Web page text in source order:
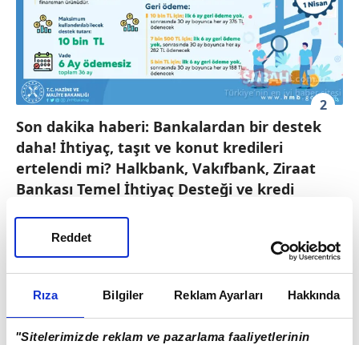
Rıza Bilgiler Reklam Ayarları Hakkında
"Sitelerimizde reklam ve pazarlama faaliyetlerinin
Reddet
2
Son dakika haberi: Bankalardan bir destek
daha! İhtiyaç, taşıt ve konut kredileri
ertelendi mi? Halkbank, Vakıfbank, Ziraat
Bankası Temel İhtiyaç Desteği ve kredi
KAMU BANKASI HAREKETE GEÇTİ! YENİ BİR
KREDİ UYGULAMASI BAŞLIYOR...
Buna göre, temel ihtiyaçlarını uygun
şartlarda finanse edebilmeleri amacıyla,